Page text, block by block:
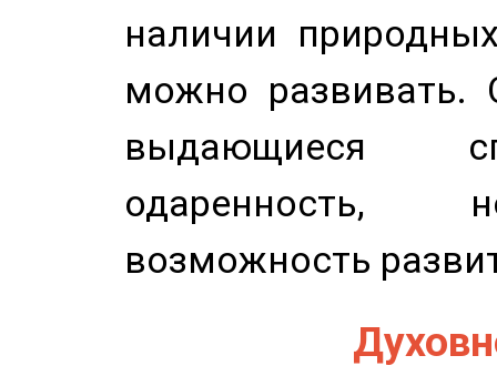
наличии
можно развивать.
выдающиеся
одаренность,
возможность